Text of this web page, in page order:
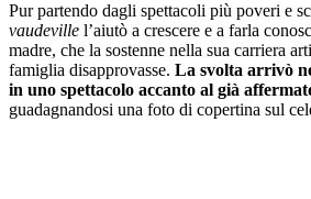
Pur partendo dagli spettacoli più poveri e
vaudeville l’aiutò a crescere e a farla
madre, che la sostenne nella sua carriera
famiglia disapprovasse. La svolta arrivò
in uno spettacolo accanto al già
guadagnandosi una foto di copertina sul